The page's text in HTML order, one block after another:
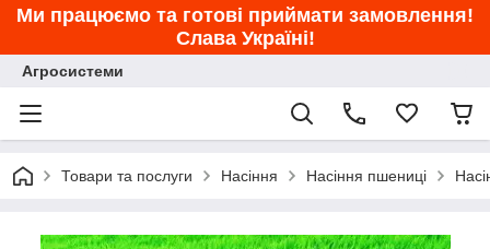
Ми працюємо та готові приймати замовлення!
Слава Україні!
Агросистеми
Товари та послуги Насіння Насіння пшениці